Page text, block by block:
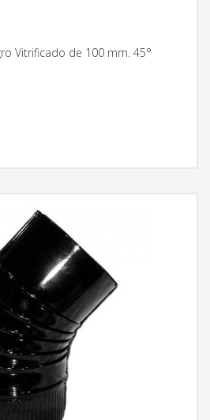
Vitrificado de 100 mm. 45°